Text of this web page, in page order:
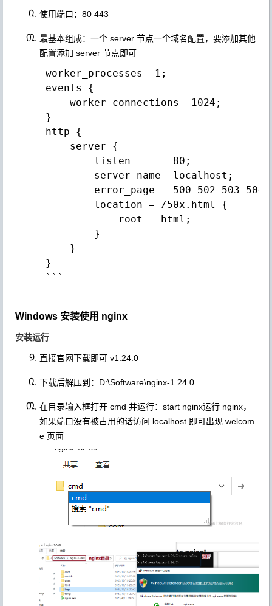
使用端口：80 443
最基本组成：一个 server 节点一个域名配置，要添加其他
配置添加 server 节点即可
worker_processes  1;
events {
     worker_connections  1024;
}
http {
     server {
         listen       80;
         server_name  localhost;
error_page   500 502 503 504
         location = /50x.html {
             root   html;
         }
     }
}
```
Windows 安装使用 nginx
安装运行
直接官网下载即可 v1.24.0
下载后解压到：D:\Software\nginx-1.24.0
在目录输入框打开 cmd 并运行： start nginx运行 nginx，
如果端口没有被占用的话访问 localhost 即可出现 welcom
e 页面